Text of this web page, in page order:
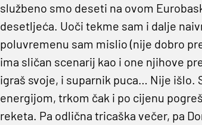
službeno smo deseti na ovom
desetljeća. Uoči tekme sam i dalje
poluvremenu sam mislio (nije dobro
ima sličan scenarij kao i one njihove
igraš svoje, i suparnik puca… Nije išlo.
energijom, trkom čak i po cijenu
reketa. Pa odlična tricaška večer, pa